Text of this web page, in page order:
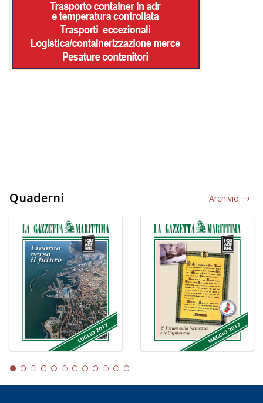
Quaderni Archivio